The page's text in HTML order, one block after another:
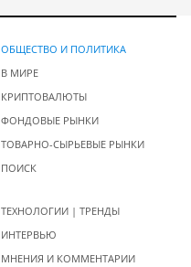
ОБЩЕСТВО И ПОЛИТИКА
В МИРЕ
КРИПТОВАЛЮТЫ
ФОНДОВЫЕ РЫНКИ
ТОВАРНО-СЫРЬЕВЫЕ РЫНКИ
ПОИСК
ТЕХНОЛОГИИ | ТРЕНДЫ
ИНТЕРВЬЮ
МНЕНИЯ И КОММЕНТАРИИ